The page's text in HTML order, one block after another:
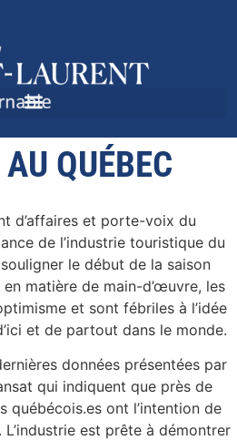
POUR
QUÉBEC
d’affaires et porte-voix du
de l’industrie touristique du
le début de la saison
matière de main-d’œuvre, les
et sont fébriles à l’idée
et de partout dans le monde.
données présentées par
qui indiquent que près de
québécois.es ont l’intention de
est prête à démontrer